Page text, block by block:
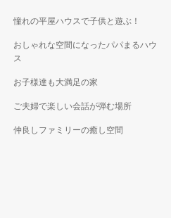
憧れの平屋ハウスで子供と遊ぶ！
おしゃれな空間になったパパまるハウ
ス
お子様達も大満足の家
ご夫婦で楽しい会話が弾む場所
仲良しファミリーの癒し空間